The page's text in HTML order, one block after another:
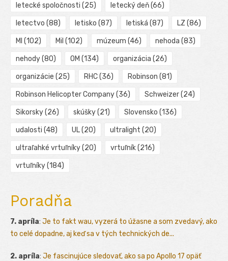
letecké spoločnosti (25) letecký deň(66)
letectvo (88) letisko (87) letiská (87) LZ (86)
MI (102) Mil (102) múzeum (46) nehoda (83)
nehody(80) OM (134) organizácia (26)
organizácie (25) RHC(36) Robinson (81)
Robinson Helicopter Company(36) Schweizer(24)
Sikorsky(26) skúšky(21) Slovensko (136)
udalosti (48) UL(20) ultralight (20)
ultraľahké vrtuľníky(20) vrtuľník(216)
vrtuľníky(184)
Poradňa
7. apríla: Je to fakt wau, vyzerá to úžasne a som zvedavý, ako
to celé dopadne, aj keď sa v tých technických de...
2. apríla: Je fascinujúce sledovať, ako sa po Apollo 17 opäť